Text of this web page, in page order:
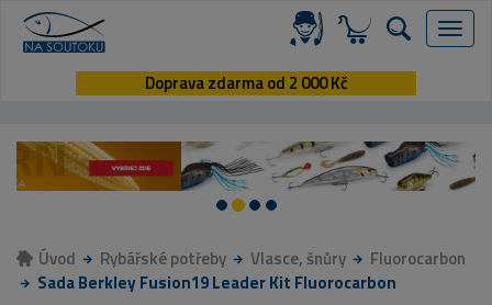
Menu
Doprava zdarma od 2 000 Kč
Úvod Rybářské potřeby Vlasce, šnůry
Fluorocarbon
Sada Berkley Fusion19 Leader Kit Fluorocarbon